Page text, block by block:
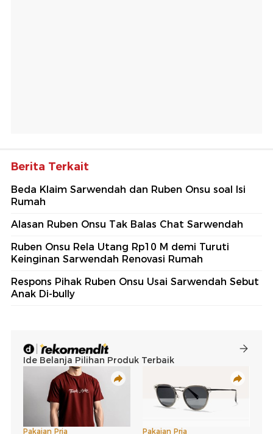
Berita Terkait
Beda Klaim Sarwendah dan Ruben Onsu soal Isi
Rumah
Alasan Ruben Onsu Tak Balas Chat Sarwendah
Ruben Onsu Rela Utang Rp10 M demi Turuti
Keinginan Sarwendah Renovasi Rumah
Respons Pihak Ruben Onsu Usai Sarwendah Sebut
Anak Di-bully